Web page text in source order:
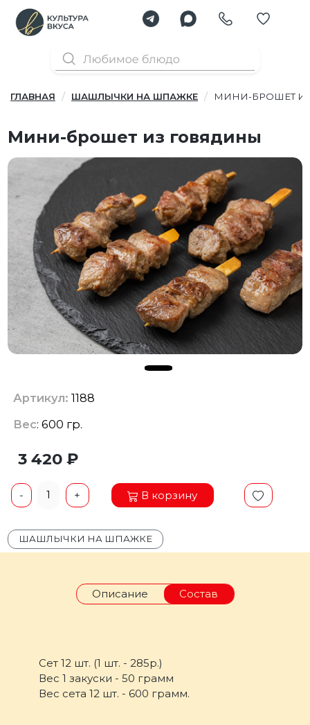
ГЛАВНАЯ ШАШЛЫЧКИ НА ШПАЖКЕ МИНИ-БРОШЕТ
Мини-брошет из говядины
Артикул: 1188
Вес: 600 гр.
3 420 ₽
- 1 + В корзину
ШАШЛЫЧКИ НА ШПАЖКЕ
Описание Состав
Сет 12 шт. (1 шт. - 285р.)
Вес 1 закуски - 50 грамм
Вес сета 12 шт. - 600 грамм.